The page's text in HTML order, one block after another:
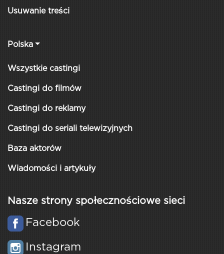
Usuwanie treści
Polska
Wszystkie castingi
Castingi do filmów
Castingi do reklamy
Castingi do seriali telewizyjnych
Baza aktorów
Wiadomości i artykuły
Nasze strony społecznościowe sieci
Facebook
Instagram